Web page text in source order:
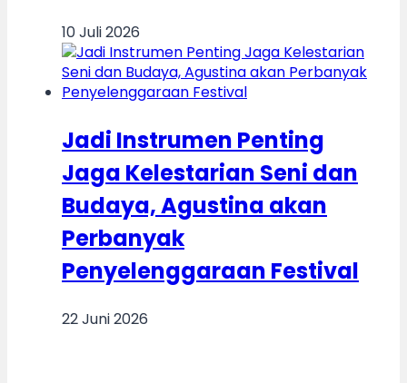
10 Juli 2026
Jadi Instrumen Penting
Jaga Kelestarian Seni dan
Budaya, Agustina akan
Perbanyak
Penyelenggaraan Festival
22 Juni 2026